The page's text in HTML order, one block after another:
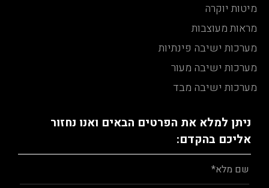
מיטות יוקרה
מראות מעוצבות
מערכות ישיבה פינתיות
מערכות ישיבה מעור
מערכות ישיבה מבד
ניתן למלא את הפרטים הבאים ואנו נחזור
אליכם בהקדם: